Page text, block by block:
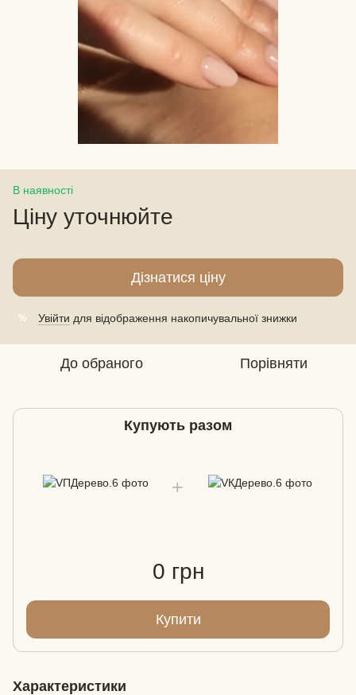
В наявності
Ціну уточнюйте
Дізнатися ціну
% Увійти для відображення накопичувальної знижки
До обраного Порівняти
Купують разом
0 грн
Купити
Характеристики